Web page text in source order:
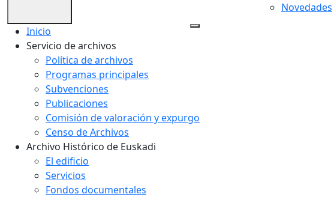
Novedades
Inicio
Servicio de archivos
Política de archivos
Programas principales
Subvenciones
Publicaciones
Comisión de valoración y expurgo
Censo de Archivos
Archivo Histórico de Euskadi
El edificio
Servicios
Fondos documentales